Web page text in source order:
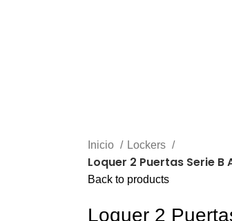
Inicio Lockers
Loquer 2 Puertas Serie B
Back to products
Loquer 2